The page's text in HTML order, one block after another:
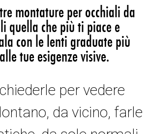
montature per occhiali da
quella che più ti piace e
con le lenti graduate più
tue esigenze visive.
per vedere
da vicino, farle